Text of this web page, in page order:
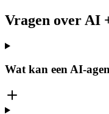
Vragen over AI
Wat kan een AI-